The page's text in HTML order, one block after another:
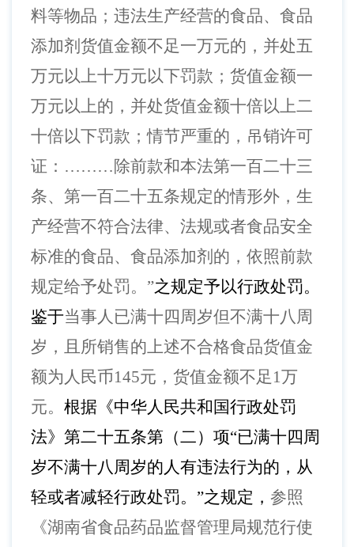
料等物品；违法生产经营的食品、食品
添加剂货值金额不足一万元的，并处五
万元以上十万元以下罚款；货值金额一
万元以上的，并处货值金额十倍以上二
十倍以下罚款；情节严重的，吊销许可
证：………除前款和本法第一百二十三
条、第一百二十五条规定的情形外，生
产经营不符合法律、法规或者食品安全
标准的食品、食品添加剂的，依照前款
规定给予处罚。”之规定予以行政处罚。
鉴于当事人已满十四周岁但不满十八周
岁，且 所销售的上述不合格食品货值金
额为人民币145元，货值金额不足1万
元。 根据《中华人民共和国行政处罚
法》第二十五条第（二）项“已满十四周
岁不满十八周岁的人有违法行为的，从
轻或者减轻行政处罚。”之规定， 参照
《湖南省食品药品监督管理局规范行使